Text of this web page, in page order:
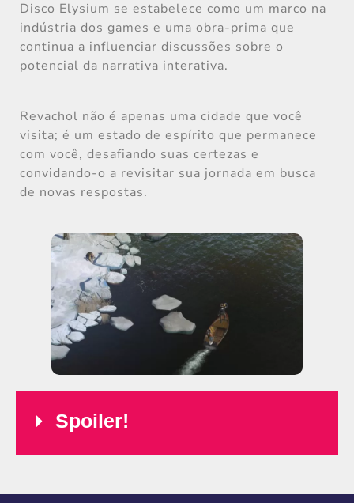
Disco Elysium se estabelece como um marco na
indústria dos games e uma obra-prima que
continua a influenciar discussões sobre o
potencial da narrativa interativa.
Revachol não é apenas uma cidade que você
visita; é um estado de espírito que permanece
com você, desafiando suas certezas e
convidando-o a revisitar sua jornada em busca
de novas respostas.
Spoiler!